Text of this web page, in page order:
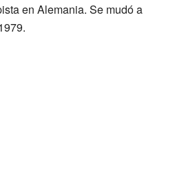
en Alemania. Se mudó a